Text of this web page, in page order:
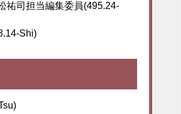
祐司担当編集委員(495.24-
Shi)